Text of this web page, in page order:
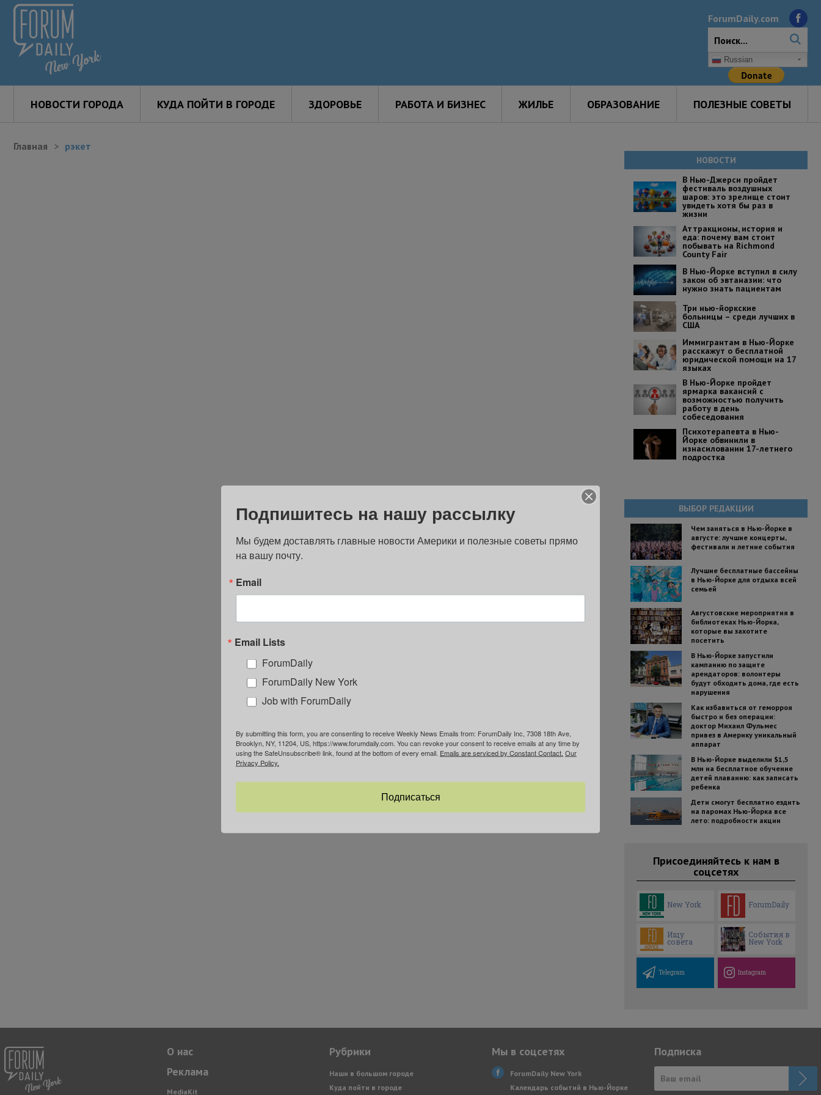
ForumDaily.com
Russian
НОВОСТИ ГОРОДА КУДА ПОЙТИ В ГОРОДЕ ЗДОРОВЬЕ РАБОТА И БИЗНЕС ЖИЛЬЕ ОБРАЗОВАНИЕ ПОЛЕЗНЫЕ СОВЕТЫ
Главная рэкет
НОВОСТИ
В Нью-Джерси пройдет
фестиваль воздушных
шаров: это зрелище стоит
увидеть хотя бы раз в
жизни
Аттракционы, история и
еда: почему вам стоит
побывать на Richmond
County Fair
В Нью-Йорке вступил в силу
закон об эвтаназии: что
нужно знать пациентам
Три нью-йоркские
больницы – среди лучших в
США
Иммигрантам в Нью-Йорке
расскажут о бесплатной
юридической помощи на 17
языках
В Нью-Йорке пройдет
ярмарка вакансий с
возможностью получить
работу в день
собеседования
Психотерапевта в Нью-
Йорке обвинили в
изнасиловании 17-летнего
подростка
ВЫБОР РЕДАКЦИИ
Чем заняться в Нью-Йорке в
августе: лучшие концерты,
фестивали и летние события
Лучшие бесплатные бассейны
в Нью-Йорке для отдыха всей
семьей
Августовские мероприятия в
библиотеках Нью-Йорка,
которые вы захотите
посетить
В Нью-Йорке запустили
кампанию по защите
арендаторов: волонтеры
будут обходить дома, где есть
нарушения
Как избавиться от геморроя
быстро и без операции:
доктор Михаил Фульмес
привез в Америку уникальный
аппарат
В Нью-Йорке выделили $1,5
млн на бесплатное обучение
детей плаванию: как записать
ребенка
Дети смогут бесплатно ездить
на паромах Нью-Йорка все
лето: подробности акции
Присоединяйтесь к нам в
соцсетях
New York ForumDaily
Ищу
совета
События в
New York
Telegram Instagram
О нас
Реклама
MediaKit
Рубрики
Наши в большом городе
Куда пойти в городе
Мы в соцсетях
ForumDaily New York
Календарь событий в Нью-Йорке
Подписка
Подпишитесь на нашу рассылку
Мы будем доставлять главные новости Америки и полезные советы прямо
на вашу почту.
Email
Email Lists
ForumDaily
ForumDaily New York
Job with ForumDaily
By submitting this form, you are consenting to receive Weekly News Emails from: ForumDaily Inc, 7308 18th Ave,
Brooklyn, NY, 11204, US, https://www.forumdaily.com. You can revoke your consent to receive emails at any time by
using the SafeUnsubscribe® link, found at the bottom of every email. Emails are serviced by Constant Contact. Our
Privacy Policy.
Подписаться